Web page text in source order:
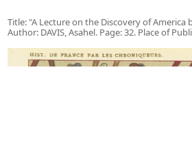
Title: "A Lecture on the Discovery of
Author: DAVIS, Asahel. Page: 32. Place of